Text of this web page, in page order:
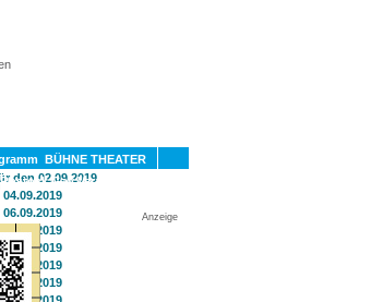
BÜHNE THEATER
Anzeige